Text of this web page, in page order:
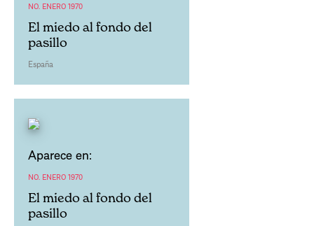
NO. ENERO 1970
El miedo al fondo del
pasillo
España
Aparece en:
NO. ENERO 1970
El miedo al fondo del
pasillo